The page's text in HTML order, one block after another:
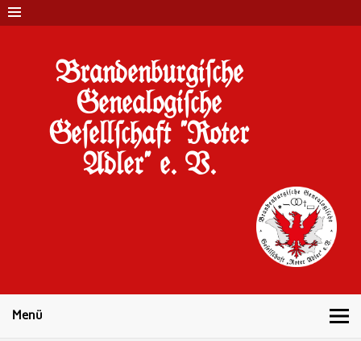
Brandenburgi#che
Genealogi#che
Ge#ell#chaft "Roter
Adler" e. V.
Menü